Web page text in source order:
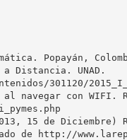
Popayán,
Distancia. UNAD.
301120/
navegar con WIFI.
15 de Diciembre)
de http://